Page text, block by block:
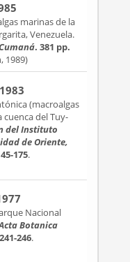
marinas de la
Venezuela.
. 381 pp.
1989)
(macroalgas
del Tuy-
del Instituto
de Oriente,
175.
Nacional
Botanica
246.